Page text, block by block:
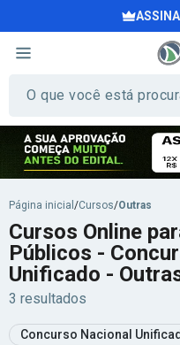
Página inicial /Cursos/Outras
Cursos Online
Públicos -
Unificado -
3 resultados
Concurso Nacional